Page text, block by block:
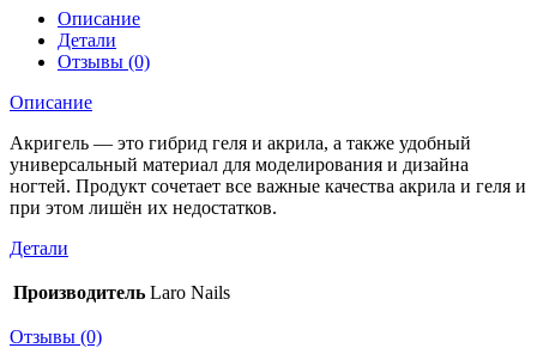
Описание
Детали
Отзывы (0)
Описание
Акригель — это гибрид геля и акрила, а также удобный
универсальный материал для моделирования и дизайна
ногтей. Продукт сочетает все важные качества акрила и геля и
при этом лишён их недостатков.
Детали
Производитель Laro Nails
Отзывы (0)